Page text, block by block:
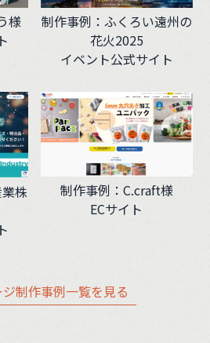
様
制作事例：ふくろい遠州の
花火2025
イベント公式サイト
株
制作事例：C.craft様
ECサイト
制作事例一覧を見る